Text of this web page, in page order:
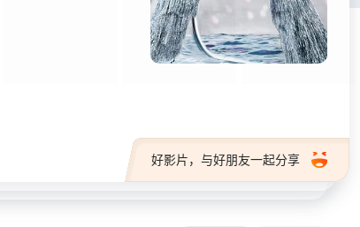
好影片，与好朋友一起分享